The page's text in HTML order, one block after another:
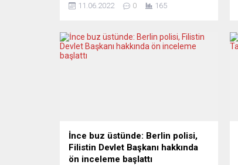
izlediği savaş politikalarını Sınırsız
Gündemi’nde değerlendirdi. Yeni
Posta Genel Yayın Yönetmeni Işın
Ertürk’ün sorularını yanıtlayan Çutsay,
11.06.2022 0 165
İnce buz üstünde: Berlin polisi,
Filistin Devlet Başkanı hakkında
ön inceleme başlattı